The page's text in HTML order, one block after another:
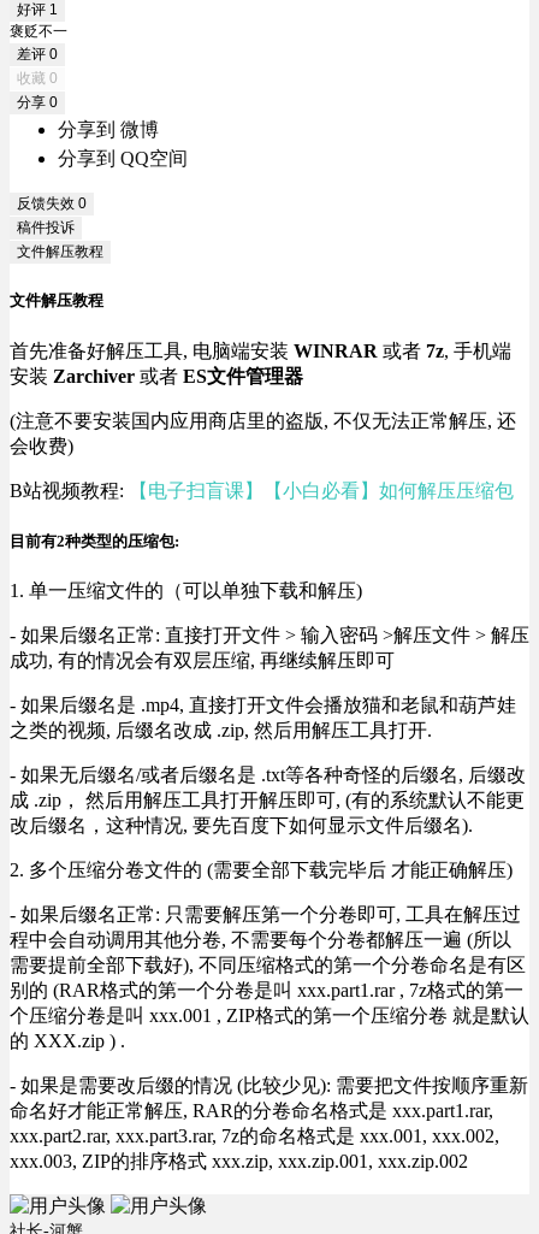
好评 1
褒贬不一
差评 0
收藏 0
分享 0
分享到 微博
分享到 QQ空间
反馈失效 0
稿件投诉
文件解压教程
文件解压教程
首先准备好解压工具, 电脑端安装 WINRAR 或者 7z, 手机端
安装 Zarchiver 或者 ES文件管理器
(注意不要安装国内应用商店里的盗版, 不仅无法正常解压, 还
会收费)
B站视频教程: 【电子扫盲课】【小白必看】如何解压压缩包
目前有2种类型的压缩包:
1. 单一压缩文件的（可以单独下载和解压)
- 如果后缀名正常: 直接打开文件 > 输入密码 >解压文件 > 解压
成功, 有的情况会有双层压缩, 再继续解压即可
- 如果后缀名是 .mp4, 直接打开文件会播放猫和老鼠和葫芦娃
之类的视频, 后缀名改成 .zip, 然后用解压工具打开.
- 如果无后缀名/或者后缀名是 .txt等各种奇怪的后缀名, 后缀改
成 .zip， 然后用解压工具打开解压即可, (有的系统默认不能更
改后缀名，这种情况, 要先百度下如何显示文件后缀名).
2. 多个压缩分卷文件的 (需要全部下载完毕后 才能正确解压)
- 如果后缀名正常: 只需要解压第一个分卷即可, 工具在解压过
程中会自动调用其他分卷, 不需要每个分卷都解压一遍 (所以
需要提前全部下载好), 不同压缩格式的第一个分卷命名是有区
别的 (RAR格式的第一个分卷是叫 xxx.part1.rar , 7z格式的第一
个压缩分卷是叫 xxx.001 , ZIP格式的第一个压缩分卷 就是默认
的 XXX.zip ) .
- 如果是需要改后缀的情况 (比较少见): 需要把文件按顺序重新
命名好才能正常解压, RAR的分卷命名格式是 xxx.part1.rar,
xxx.part2.rar, xxx.part3.rar, 7z的命名格式是 xxx.001, xxx.002,
xxx.003, ZIP的排序格式 xxx.zip, xxx.zip.001, xxx.zip.002